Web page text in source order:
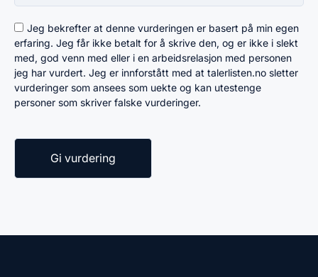
Jeg bekrefter at denne vurderingen er basert på min egen
erfaring. Jeg får ikke betalt for å skrive den, og er ikke i slekt
med, god venn med eller i en arbeidsrelasjon med personen
jeg har vurdert. Jeg er innforstått med at talerlisten.no sletter
vurderinger som ansees som uekte og kan utestenge
personer som skriver falske vurderinger.